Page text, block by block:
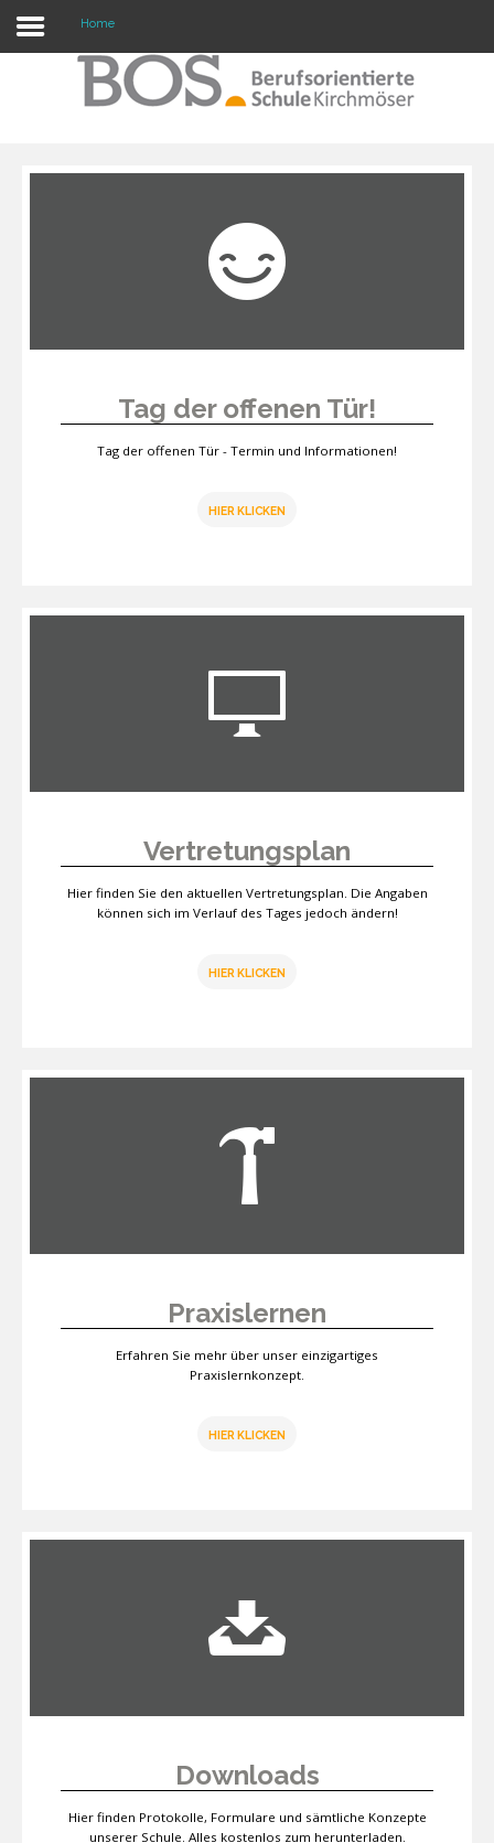
Warning: "continue" targeting switch is equivalent
Home
Tag der offenen Tür!
Tag der offenen Tür - Termin und Informationen!
HIER KLICKEN
Vertretungsplan
Hier finden Sie den aktuellen Vertretungsplan. Die Angaben
können sich im Verlauf des Tages jedoch ändern!
HIER KLICKEN
Praxislernen
Erfahren Sie mehr über unser einzigartiges
Praxislernkonzept.
HIER KLICKEN
Downloads
Hier finden Protokolle, Formulare und sämtliche Konzepte
unserer Schule. Alles kostenlos zum herunterladen.